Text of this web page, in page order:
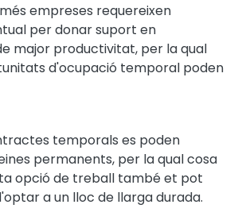
empreses requereixen
per donar suport en
major productivitat, per la qual
d'ocupació temporal poden
temporals es poden
permanents, per la qual cosa
opció de treball també et pot
a un lloc de llarga durada.